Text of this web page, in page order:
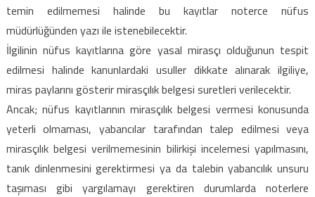
temin edilmemesi halinde bu kayıtlar noterce nüfus
müdürlüğünden yazı ile istenebilecektir.
İlgilinin nüfus kayıtlarına göre yasal mirasçı olduğunun tespit
edilmesi halinde kanunlardaki usuller dikkate alınarak ilgiliye,
miras paylarını gösterir mirasçılık belgesi suretleri verilecektir.
Ancak; nüfus kayıtlarının mirasçılık belgesi vermesi konusunda
yeterli olmaması, yabancılar tarafından talep edilmesi veya
mirasçılık belgesi verilmemesinin bilirkişi incelemesi yapılmasını,
tanık dinlenmesini gerektirmesi ya da talebin yabancılık unsuru
taşıması gibi yargılamayı gerektiren durumlarda noterlere